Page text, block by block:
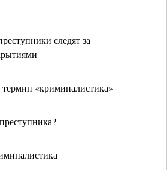
следят за
«криминалистика»